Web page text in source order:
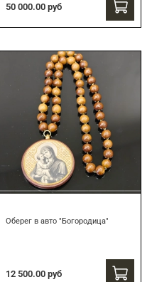
50 000.00 руб
Оберег в авто "Богородица"
12 500.00 руб